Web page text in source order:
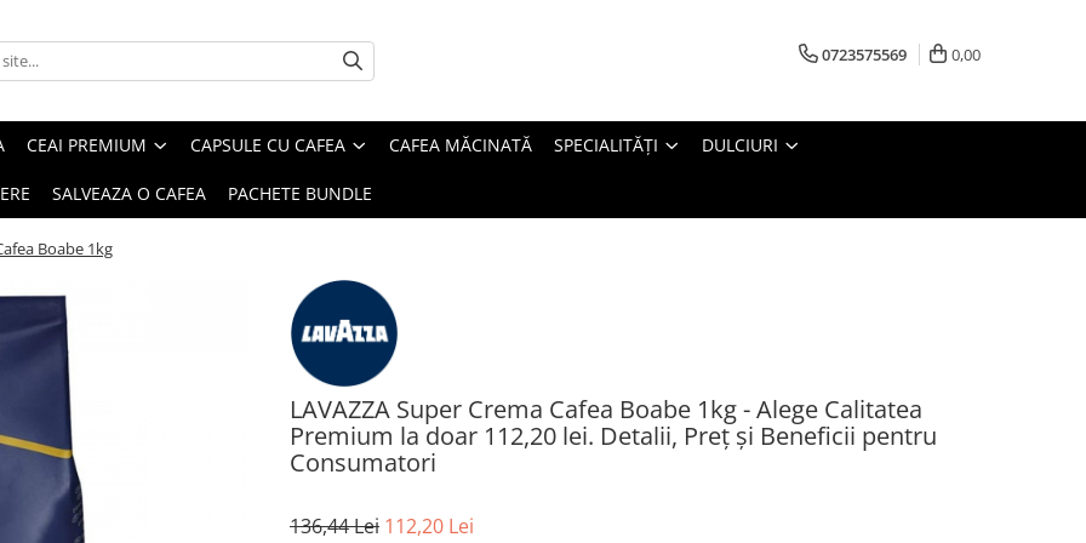
0723575569 0,00
CEAI PREMIUM CAPSULE CU CAFEA CAFEA MĂCINATĂ SPECIALITĂȚI DULCIURI
SALVEAZA O CAFEA PACHETE BUNDLE
Boabe 1kg
LAVAZZA Super Crema Cafea Boabe 1kg - Alege Calitatea
Premium la doar 112,20 lei. Detalii, Preț și Beneficii pentru
Consumatori
136,44 Lei 112,20 Lei